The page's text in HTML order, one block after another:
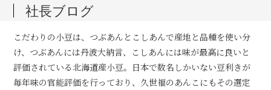
社長ブログ
こだわりの小豆は、つぶあんとこしあんで産地と品種を使い分
け、つぶあんには丹波大納言、こしあんには味が最高に良いと
評価されている北海道産小豆。日本で数名しかいない豆利きが
毎年味の官能評価を行っており、久世福のあんこにもその選定